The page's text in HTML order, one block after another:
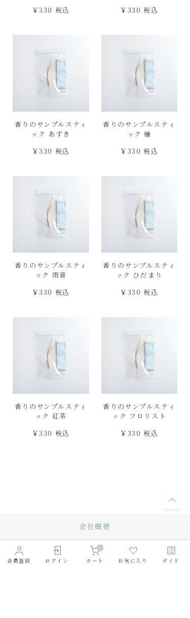
会員登録 ログイン
0
カート お気に入り ガイド
￥330 税込
￥330 税込
香りのサンプルスティ
ック あずき
￥330 税込
香りのサンプルスティ
ック 檜
￥330 税込
香りのサンプルスティ
ック 雨音
￥330 税込
香りのサンプルスティ
ック ひだまり
￥330 税込
香りのサンプルスティ
ック 紅茶
￥330 税込
香りのサンプルスティ
ック フロリスト
￥330 税込
会社概要
採用情報